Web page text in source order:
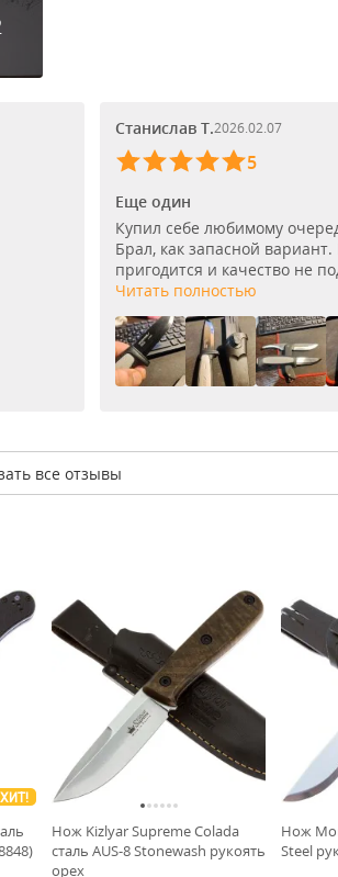
Станислав Т.2026.02.07
5
Еще один
Купил себе любимому
Брал, как запасной
пригодится и качество не
Читать полностью
все отзывы
ХИТ!
Нож Kizlyar Supreme Colada
сталь AUS-8 Stonewash рукоять
орех
Нож
Steel